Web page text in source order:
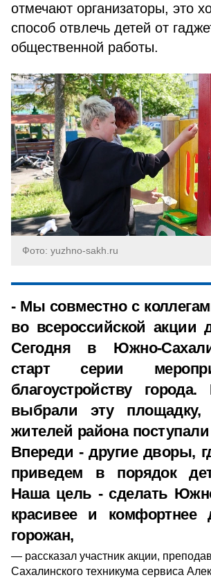
отмечают организаторы, это
способ отвлечь детей от
общественной работы.
Фото: yuzhno-sakh.ru
- Мы совместно с
во всероссийской акции
Сегодня в Южно-
старт серии
благоустройству
выбрали эту площадку,
жителей района
Впереди - другие дворы,
приведем в порядок
Наша цель - сделать
красивее и комфортнее
горожан,
рассказал участник акции,
Сахалинского техникума сервиса